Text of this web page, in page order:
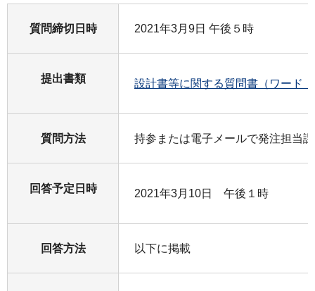
質問締切日時 2021年3月9日 午後５時
提出書類 設計書等に関する質問書（ワード
質問方法 持参または電子メールで発注担当
回答予定日時 2021年3月10日 午後１時
回答方法 以下に掲載